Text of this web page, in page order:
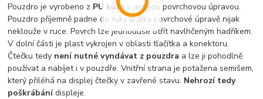
Pouzdro je vyrobeno z PU kůže s jemnou povrchovou úpravou.
Pouzdro příjemně padne do ruky a díky povrchové úpravě nijak
neklouže v ruce. Povrch lze jednoduše otřít navlhčeným hadříkem.
V dolní části je plast vykrojen v oblasti tlačítka a konektoru.
Čtečku tedy není nutné vyndávat z pouzdra a lze ji pohodlně
používat a nabíjet i v pouzdře. Vnitřní strana je potažena semišem,
který přiléhá na displej čtečky v zavřené stavu. Nehrozí tedy
poškrábánídispleje.